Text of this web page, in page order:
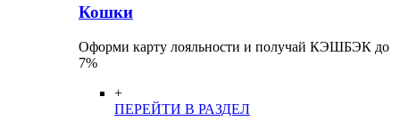
Кошки
Оформи карту лояльности и получай КЭШБЭК до
7%
+
ПЕРЕЙТИ В РАЗДЕЛ